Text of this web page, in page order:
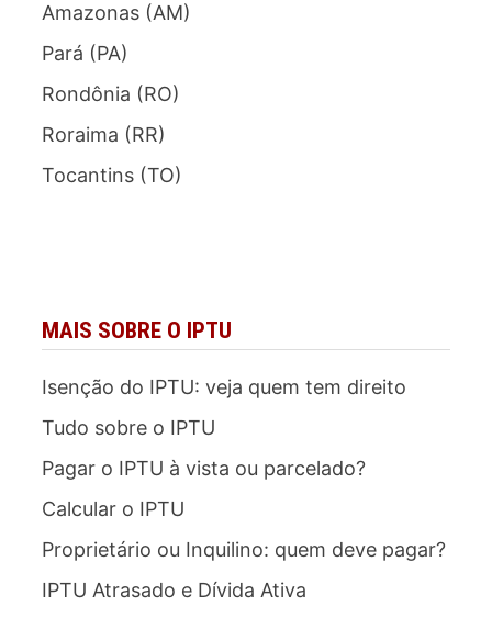
Amazonas (AM)
Pará (PA)
Rondônia (RO)
Roraima (RR)
Tocantins (TO)
MAIS SOBRE O IPTU
Isenção do IPTU: veja quem tem direito
Tudo sobre o IPTU
Pagar o IPTU à vista ou parcelado?
Calcular o IPTU
Proprietário ou Inquilino: quem deve pagar?
IPTU Atrasado e Dívida Ativa